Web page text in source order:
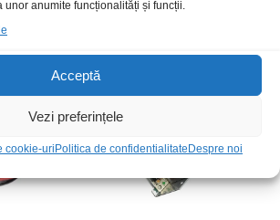
unor anumite funcționalități și funcții.
Acceptă
Vezi preferințele
cookie-uri Politica de confidentialitate Despre noi
15,00lei /Buc